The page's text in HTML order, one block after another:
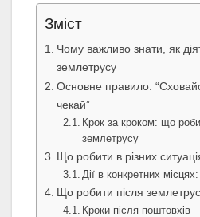
Зміст
Чому важливо знати, як
землетрусу
Основне правило:
чекай”
Крок за кроком: що
землетрусу
Що робити в різних
Дії в конкретних
Що робити після
Кроки після поштовхів